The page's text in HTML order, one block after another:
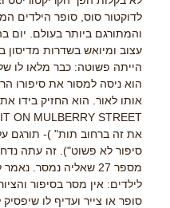
לדוקטור סוס, סופר הילדים
עצוב ומיואש בשדרות מדיסון
הייתה פשוטה: כבר מלאו לו
הוא ניסה למסור את סיפורו
את זה ברחוב תות" )- תורגם
סיפור לא פשוט"). זה עתה
מספר 27 שאליה נמסר.
לילדים: אין מסר בסיפור
סופר או צייר ועדיף לו